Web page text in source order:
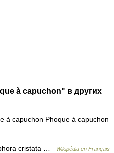
à capuchon" в других
à capuchon Phoque à capuchon
cristata … Wikipédia en Français